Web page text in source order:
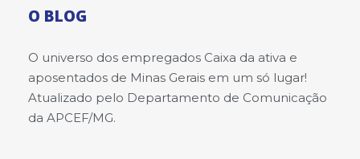
O BLOG
O universo dos empregados Caixa da ativa e
aposentados de Minas Gerais em um só lugar!
Atualizado pelo Departamento de Comunicação
da APCEF/MG.